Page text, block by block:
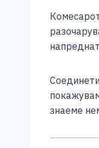
знаеме